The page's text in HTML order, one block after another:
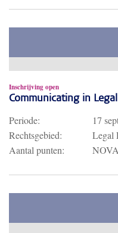
Inschrijving open
Communicating in
Periode: 17
Rechtsgebied:
Legal
Aantal punten: